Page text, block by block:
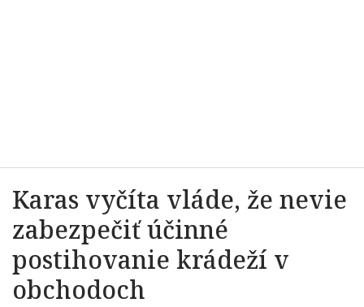
Karas vyčíta vláde, že nevie
zabezpečiť účinné
postihovanie krádeží v
obchodoch